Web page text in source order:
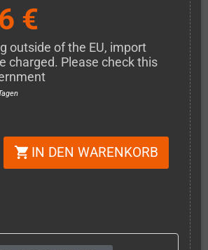
€
outside of the EU, import
charged. Please check this
shopping_cart IN DEN WARENKORB